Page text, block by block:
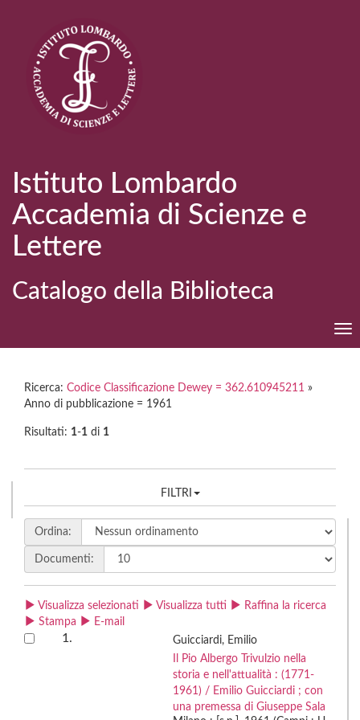
Istituto Lombardo
Accademia di Scienze e
Lettere
Catalogo della Biblioteca
Ricerca: Codice Classificazione Dewey = 362.610945211 »
Anno di pubblicazione = 1961
Risultati: 1-1 di 1
FILTRI
Ordina:
Documenti:
Visualizza selezionati Visualizza tutti
Raffina la ricerca
Stampa
E-mail
1.
Guicciardi, Emilio
Il Pio Albergo Trivulzio nella
storia e nell'attualità : (1771-
1961) / Emilio Guicciardi ; con
una premessa di Giuseppe Sala